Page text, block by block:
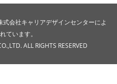
式会社キャリアデザインセンターによ
ています。
ALL RIGHTS RESERVED